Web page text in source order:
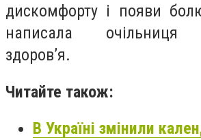
дискомфорту і появи
написала очільниця
здоров’я.
Читайте також:
В Україні змінили